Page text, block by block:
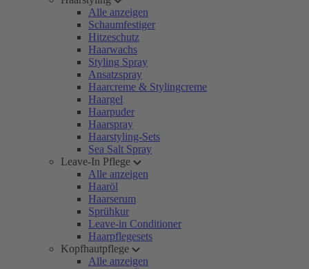
Alle anzeigen
Schaumfestiger
Hitzeschutz
Haarwachs
Styling Spray
Ansatzspray
Haarcreme & Stylingcreme
Haargel
Haarpuder
Haarspray
Haarstyling-Sets
Sea Salt Spray
Leave-In Pflege
Alle anzeigen
Haaröl
Haarserum
Sprühkur
Leave-in Conditioner
Haarpflegesets
Kopfhautpflege
Alle anzeigen